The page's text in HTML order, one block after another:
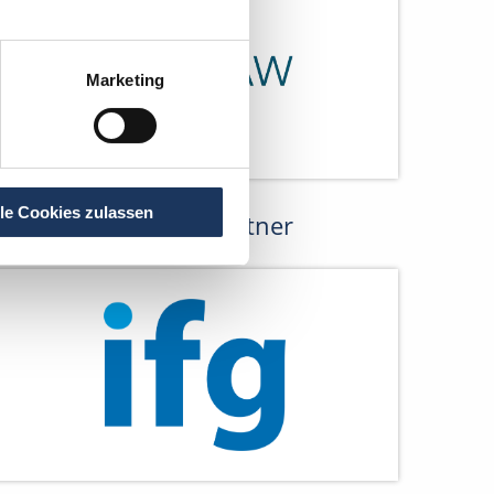
Marketing
Cookies zulassenNetzwerk-Partner